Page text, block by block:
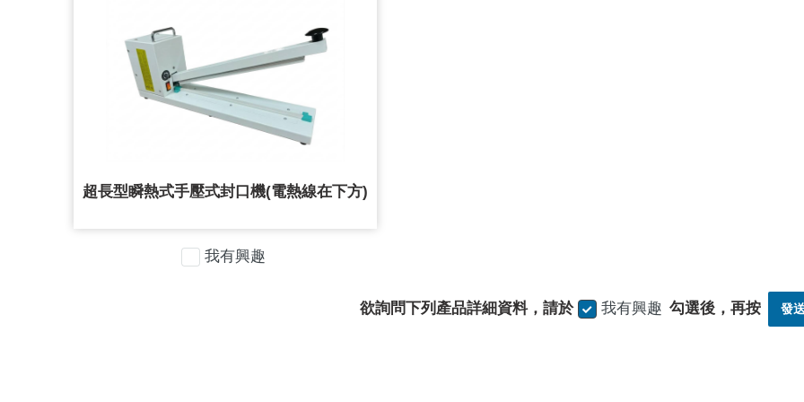
超長型瞬熱式手壓式封口機(電熱線在下方)
我有興趣
欲詢問下列產品詳細資料，請於 我有興趣 勾選後，再按 發